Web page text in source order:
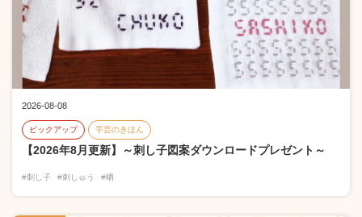
2026-08-08
ピックアップ 手芸のきほん
【2026年8月更新】～刺し子図案ダウンロードプレゼント～
#刺し子 #刺しゅう #晒